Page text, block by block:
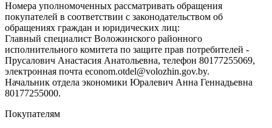
Номера уполномоченных рассматривать обращения
покупателей в соответствии с законодательством об
обращениях граждан и юридических лиц:
Главный специалист Воложинского районного
исполнительного комитета по защите прав потребителей -
Прусалович Анастасия Анатольевна, телефон 80177255069,
электронная почта econom.otdel@volozhin.gov.by.
Начальник отдела экономики Юралевич Анна Геннадьевна
80177255000.
Покупателям